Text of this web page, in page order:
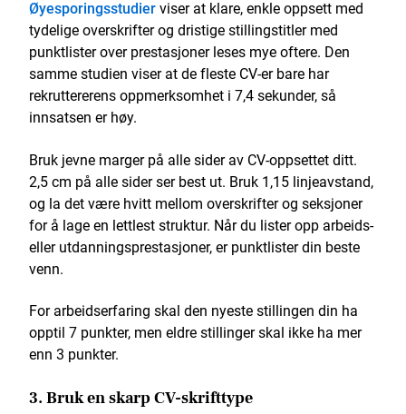
Øyesporingsstudierviser at klare, enkle oppsett med
tydelige overskrifter og dristige stillingstitler med
punktlister over prestasjoner leses mye oftere. Den
samme studien viser at de fleste CV-er bare har
rekruttererens oppmerksomhet i 7,4 sekunder, så
innsatsen er høy.
Bruk jevne marger på alle sider av CV-oppsettet ditt.
2,5 cm på alle sider ser best ut. Bruk 1,15 linjeavstand,
og la det være hvitt mellom overskrifter og seksjoner
for å lage en lettlest struktur. Når du lister opp arbeids-
eller utdanningsprestasjoner, er punktlister din beste
venn.
For arbeidserfaring skal den nyeste stillingen din ha
opptil 7 punkter, men eldre stillinger skal ikke ha mer
enn 3 punkter.
3. Bruk en skarp CV-skrifttype